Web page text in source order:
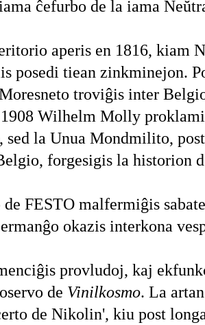
ĉefurbo de la iama
aperis en 1816, kiam
posedi tiean zinkminejon.
troviĝis inter
Wilhelm Molly
sed la Unua Mondmilito,
forgesigis la historion
FESTO malfermiĝis
okazis interkona
provludoj, kaj
de Vinilkosmo. La
de Nikolin', kiu post